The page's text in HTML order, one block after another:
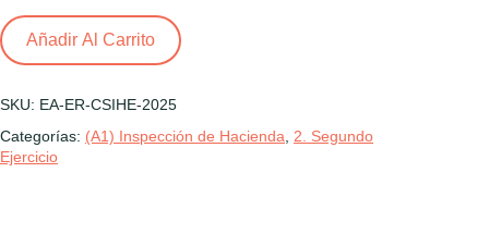
Añadir Al Carrito
SKU: EA-ER-CSIHE-2025
Categorías: (A1) Inspección de Hacienda
2. Segundo
Ejercicio